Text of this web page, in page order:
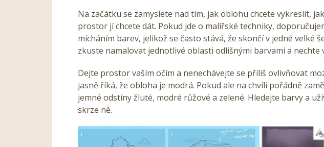
Na začátku se zamyslete nad tím, jak oblohu chcete vykreslit,
prostor jí chcete dát. Pokud jde o malířské techniky,
mícháním barev, jelikož se často stává, že skončí v jedné velké
zkuste namalovat jednotlivé oblasti odlišnými barvami a nechte
Dejte prostor vaším očím a nenechávejte se příliš ovlivňovat
jasně říká, že obloha je modrá. Pokud ale na chvíli pořádně
jemné odstíny žluté, modré růžové a zelené. Hledejte barvy a
skrze ně.